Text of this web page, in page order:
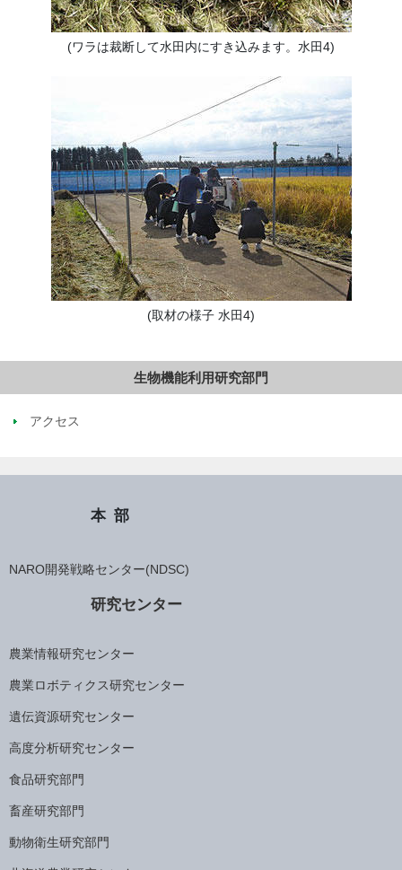
(ワラは裁断して水田内にすき込みます。水田4)
(取材の様子 水田4)
生物機能利用研究部門
アクセス
本部
NARO開発戦略センター(NDSC)
研究センター
農業情報研究センター
農業ロボティクス研究センター
遺伝資源研究センター
高度分析研究センター
食品研究部門
畜産研究部門
動物衛生研究部門